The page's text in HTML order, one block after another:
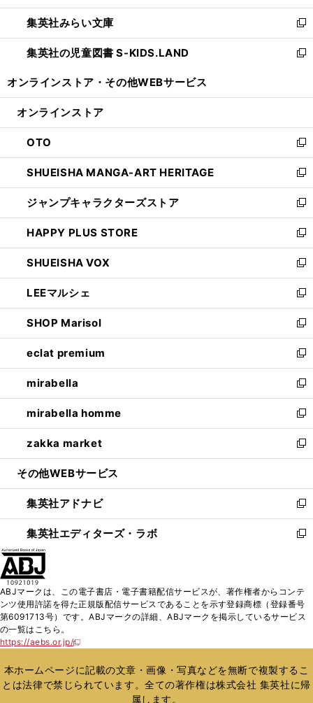
開
く
ウ
で
開
く
ン
ド
ウ
で
ウ
ィ
ン
ド
開
集英社みらい文庫
新
し
い
ン
ウ
で
開
く
集英社の児童図書 S-KIDS.LAND
新
ウ
ン
ド
ウ
で
開
く
オンラインストア・ その他WEBサービス
オンラインストア
OTO
新
し
い
ウ
ィ
ン
ド
ウ
で
開
く
SHUEISHA MANGA-ART HERITAGE
新
し
い
ウ
ィ
ン
ド
ウ
で
開
く
ジャンプキャラクターズストア
新
し
い
ウ
ィ
ン
ド
ウ
で
開
く
HAPPY PLUS STORE
新
し
い
ウ
ィ
ン
ド
ウ
で
開
く
SHUEISHA VOX
新
し
い
ウ
ィ
ン
ド
ウ
で
開
く
LEEマルシェ
新
し
い
ウ
ィ
ン
ド
ウ
で
開
く
SHOP Marisol
新
し
い
ウ
ィ
ン
ド
ウ
で
開
eclat premium
新
し
い
ウ
ィ
ン
ド
ウ
開
く
mirabella
新
し
い
ウ
ィ
ン
ウ
で
開
く
mirabella homme
新
し
い
ウ
ン
ド
ウ
で
zakka market
新
し
ウ
ィ
ン
ド
く
その他WEBサービス
集英社アドナビ
新
し
い
ド
ウ
で
集英社エディターズ・ラボ
新
ィ
ン
ド
開
く
ABJマークは、この電子書店・電子書籍配信サービスが、著作権者からコンテ
ンツ使用許諾を得た正規版配信サービスであることを示す登録商標（登録番号
第6091713号）です。ABJマークの詳細、ABJマークを掲示しているサービス
の一覧はこちら。
https://aebs.or.jp/
新
い
ウ
ィ
本ホームページに記載の文章・画像・写真などを無断で複製するこ
とは法律で禁じられています。全ての著作権は株式会社 集英社に帰
属します。